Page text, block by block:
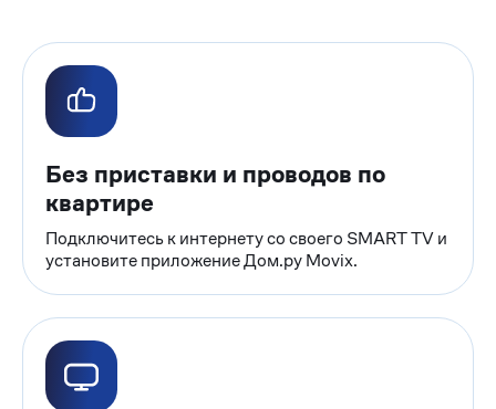
Без приставки и проводов по
квартире
Подключитесь к интернету со своего SMART TV и
установите приложение Дом.ру Movix.